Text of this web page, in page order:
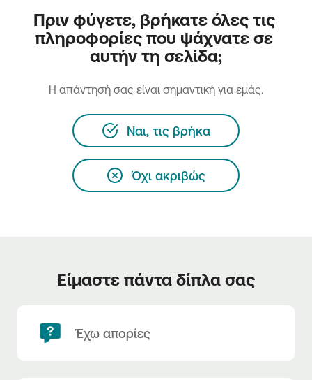
Πριν φύγετε, βρήκατε όλες τις
πληροφορίες που ψάχνατε σε
αυτήν τη σελίδα;
H απάντησή σας είναι σημαντική για εμάς.
Ναι, τις βρήκα
Όχι ακριβώς
Είμαστε πάντα δίπλα σας
Έχω απορίες